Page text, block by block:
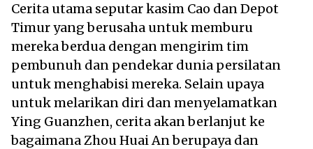
Cerita utama seputar kasim Cao dan Depot
Timur yang berusaha untuk memburu
mereka berdua dengan mengirim tim
pembunuh dan pendekar dunia persilatan
untuk menghabisi mereka. Selain upaya
untuk melarikan diri dan menyelamatkan
Ying Guanzhen, cerita akan berlanjut ke
bagaimana Zhou Huai An berupaya dan